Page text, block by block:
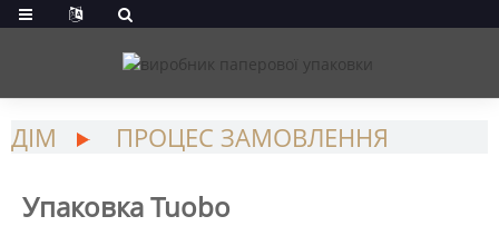
ДІМ ПРОЦЕС ЗАМОВЛЕННЯ
Упаковка Tuobo